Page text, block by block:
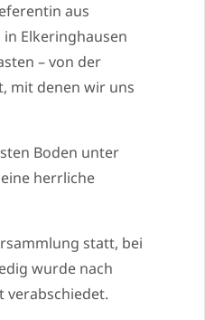
aus
Elkeringhausen
– von der
mit denen wir uns
Boden unter
herrliche
statt, bei
wurde nach
verabschiedet.